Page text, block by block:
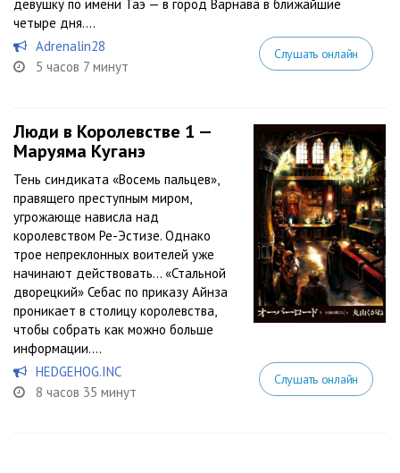
девушку по имени Таэ — в город Варнава в ближайшие
четыре дня....
Adrenalin28
5 часов 7 минут
Слушать онлайн
Люди в Королевстве 1 —
Маруяма Куганэ
Тень синдиката «Восемь пальцев»,
правящего преступным миром,
угрожающе нависла над
королевством Ре-Эстизе. Однако
трое непреклонных воителей уже
начинают действовать… «Стальной
дворецкий» Себас по приказу Айнза
проникает в столицу королевства,
чтобы собрать как можно больше
информации....
HEDGEHOG.INC
8 часов 35 минут
Слушать онлайн